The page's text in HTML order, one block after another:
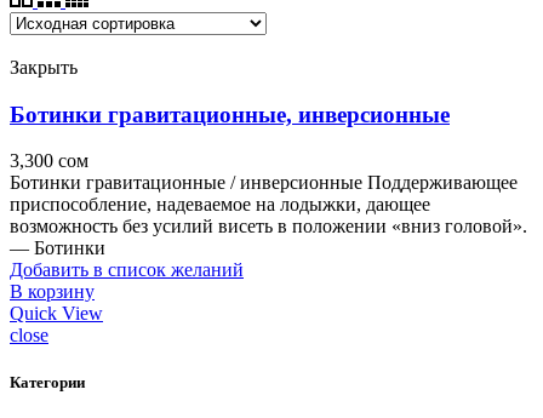
Закрыть
Ботинки гравитационные, инверсионные
3,300 сом
Ботинки гравитационные / инверсионные Поддерживающее
приспособление, надеваемое на лодыжки, дающее
возможность без усилий висеть в положении «вниз головой».
— Ботинки
Добавить в список желаний
В корзину
Quick View
close
Категории